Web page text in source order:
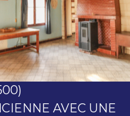
voir le bien
AVEC UNE